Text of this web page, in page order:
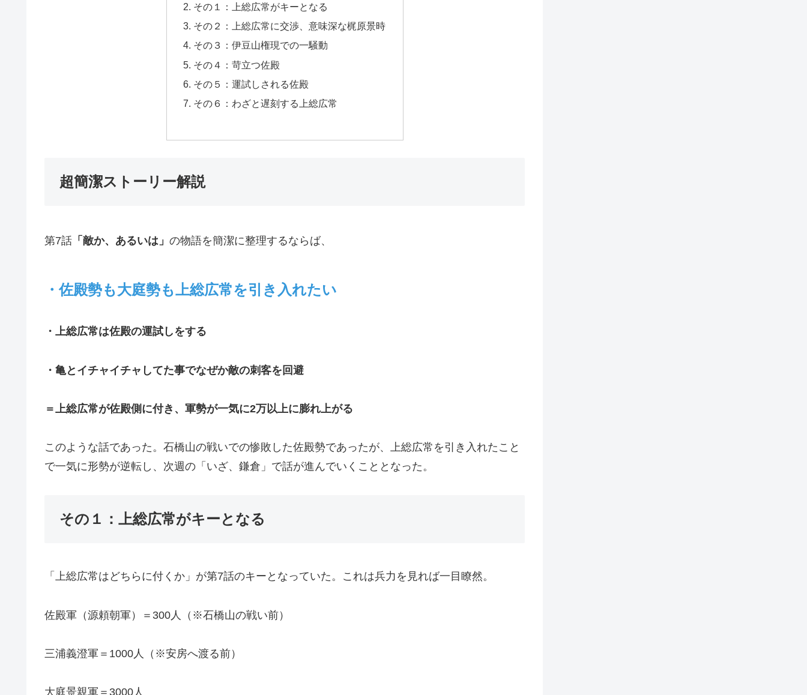
その１：上総広常がキーとなる
その２：上総広常に交渉、意味深な梶原景時
その３：伊豆山権現での一騒動
その４：苛立つ佐殿
その５：運試しされる佐殿
その６：わざと遅刻する上総広常
超簡潔ストーリー解説
第7話 「敵か、あるいは」 の物語を簡潔に整理するならば、
・佐殿勢も大庭勢も上総広常を引き入れたい
・上総広常は佐殿の運試しをする
・亀とイチャイチャしてた事でなぜか敵の刺客を回避
＝上総広常が佐殿側に付き、軍勢が一気に2万以上に膨れ上がる
このような話であった。石橋山の戦いでの惨敗した佐殿勢であったが、上総広常を引き入れたこと
で一気に形勢が逆転し、次週の「いざ、鎌倉」で話が進んでいくこととなった。
その１：上総広常がキーとなる
「上総広常はどちらに付くか」が第7話のキーとなっていた。これは兵力を見れば一目瞭然。
佐殿軍（源頼朝軍）＝300人（※石橋山の戦い前）
三浦義澄軍＝1000人（※安房へ渡る前）
大庭景親軍＝3000人